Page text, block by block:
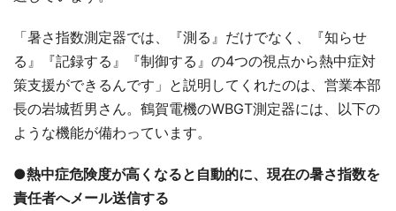
「暑さ指数測定器では、『測る』だけでなく、『知らせ
る』『記録する』『制御する』の4つの視点から熱中症対
策支援ができるんです」と説明してくれたのは、営業本部
長の岩城哲男さん。鶴賀電機のWBGT測定器には、以下の
ような機能が備わっています。
●熱中症危険度が高くなると自動的に、現在の暑さ指数を
責任者へメール送信する